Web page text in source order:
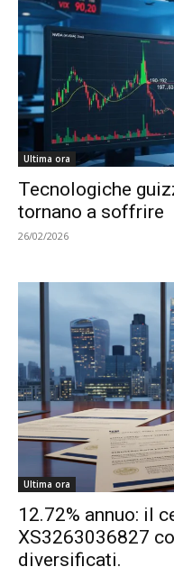
Ultima ora
Tecnologiche
tornano a soffrire
26/02/2026
Ultima ora
12.72% annuo: il
XS3263036827
diversificati.